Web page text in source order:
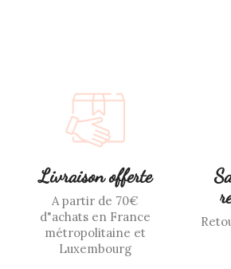
Livraison offerte
A partir de 70€
d"achats en France
métropolitaine et
Luxembourg